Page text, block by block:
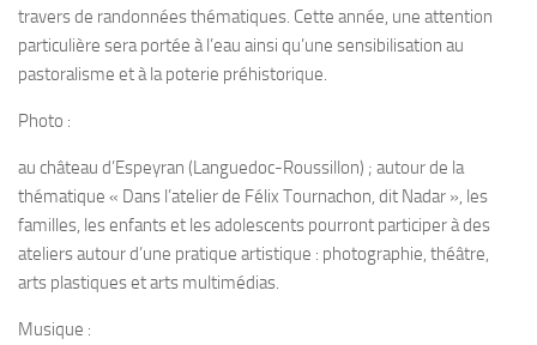
travers de randonnées thématiques. Cette année, une attention
particulière sera portée à l’eau ainsi qu’une sensibilisation au
pastoralisme et à la poterie préhistorique.
Photo :
au château d’Espeyran (Languedoc-Roussillon) ; autour de la
thématique « Dans l’atelier de Félix Tournachon, dit Nadar », les
familles, les enfants et les adolescents pourront participer à des
ateliers autour d’une pratique artistique : photographie, théâtre,
arts plastiques et arts multimédias.
Musique :